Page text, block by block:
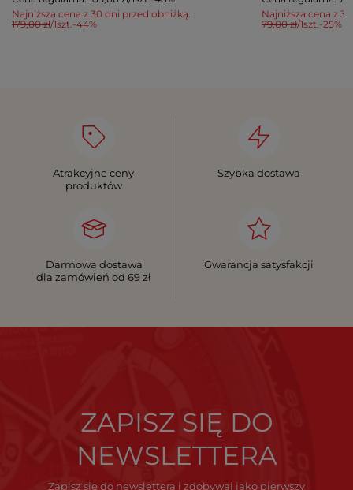
Najniższa cena z 30 dni przed obniżką:
179,00 zł/1szt.-44%
Najniższa cena z
79,00 zł/1szt.-25%
Atrakcyjne ceny
produktów
Szybka dostawa
Darmowa dostawa
dla zamówień od 69 zł
Gwarancja satysfakcji
ZAPISZ SIĘ DO
NEWSLETTERA
Zapisz się do newslettera i zdobywaj jako pierwszy